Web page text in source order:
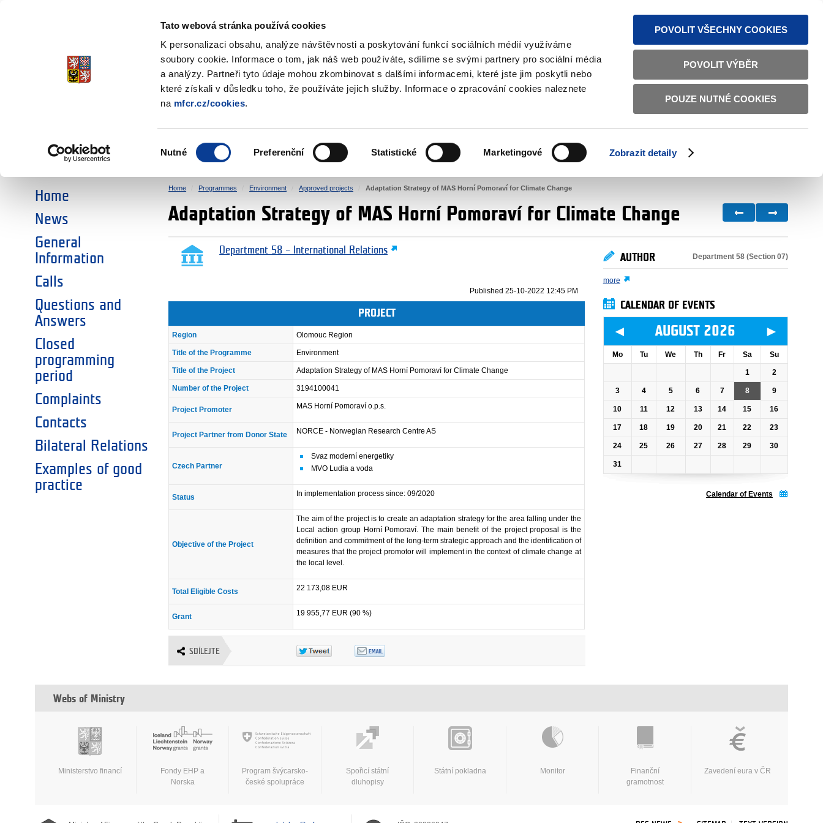
Tato webová stránka používá cookies
K personalizaci obsahu, analýze návštěvnosti a poskytování funkcí sociálních médií využíváme
soubory cookie. Informace o tom, jak náš web používáte, sdílíme se svými partnery pro sociální média
a analýzy. Partneři tyto údaje mohou zkombinovat s dalšími informacemi, které jste jim poskytli nebo
které získali v důsledku toho, že používáte jejich služby. Informace o zpracování cookies naleznete
na mfcr.cz/cookies.
souhlasu
Nutné Preferenční Statistické Marketingové Zobrazit detaily
POVOLIT VŠECHNY COOKIES
POVOLIT VÝBĚR
POUZE NUTNÉ COOKIES
TEXT VERSION ČESKY ENGLISH
EEA and Norway Grants
CHOOSE AN AREA:
SOCIAL DIALOGUE ENVIRONMENT HUMAN RIGHTS JUSTICE HOME AFFAIRS BILATERAL RELATIONS
Home
News
General
Information
Calls
Questions and
Answers
Closed
programming
period
Complaints
Contacts
Bilateral Relations
Examples of good
practice
Home Programmes Environment Approved projects Adaptation Strategy of MAS Horní Pomoraví for Climate Change
Adaptation Strategy of MAS Horní Pomoraví for Climate Change
Department 58 – International Relations
Published 25-10-2022 12:45 PM
PROJECT
Region Olomouc Region
Title of the Programme Environment
Title of the Project Adaptation Strategy of MAS Horní Pomoraví for Climate Change
Number of the Project 3194100041
Project Promoter MAS Horní Pomoraví o.p.s.
Project Partner from Donor State NORCE - Norwegian Research Centre AS
Czech Partner
Svaz moderní energetiky
MVO Ludia a voda
Status In implementation process since: 09/2020
Objective of the Project
The aim of the project is to create an adaptation strategy for the area falling under the
Local action group Horní Pomoraví. The main benefit of the project proposal is the
definition and commitment of the long-term strategic approach and the identification of
measures that the project promotor will implement in the context of climate change at
the local level.
Total Eligible Costs 22 173,08 EUR
Grant 19 955,77 EUR (90 %)
SDÍLEJTE
AUTHOR Department 58 (Section 07)
more
CALENDAR OF EVENTS
◄ AUGUST 2026 ►
Mo Tu We Th Fr Sa Su
1 2
3 4 5 6 7 8 9
10 11 12 13 14 15 16
17 18 19 20 21 22 23
24 25 26 27 28 29 30
31
Calendar of Events
Webs of Ministry
Ministerstvo financí
Fondy EHP a
Norska
Program švýcarsko-
české spolupráce
Spořicí státní
dluhopisy
Státní pokladna Monitor
Finanční
gramotnost
Zavedení eura v ČR